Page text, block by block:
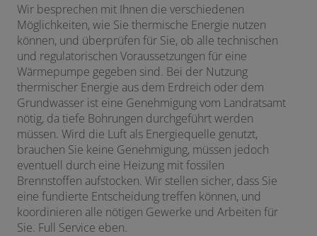
Wir besprechen mit Ihnen die verschiedenen
Möglichkeiten, wie Sie thermische Energie nutzen
können, und überprüfen für Sie, ob alle technischen
und regulatorischen Voraussetzungen für eine
Wärmepumpe gegeben sind. Bei der Nutzung
thermischer Energie aus dem Erdreich oder dem
Grundwasser ist eine Genehmigung vom Landratsamt
nötig, da tiefe Bohrungen durchgeführt werden
müssen. Wird die Luft als Energiequelle genutzt,
brauchen Sie keine Genehmigung, müssen jedoch
eventuell durch eine Heizung mit fossilen
Brennstoffen aufstocken. Wir stellen sicher, dass Sie
eine fundierte Entscheidung treffen können, und
koordinieren alle nötigen Gewerke und Arbeiten für
Sie. Full Service eben.